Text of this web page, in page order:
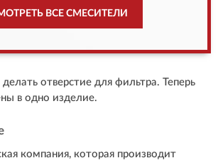
ВСЕ СМЕСИТЕЛИ
отверстие для фильтра. Теперь
в одно изделие.
компания, которая производит